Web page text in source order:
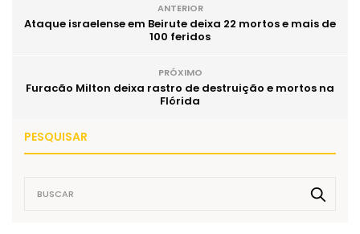
ANTERIOR
Ataque israelense em Beirute deixa 22 mortos e mais de
100 feridos
PRÓXIMO
Furacão Milton deixa rastro de destruição e mortos na
Flórida
PESQUISAR